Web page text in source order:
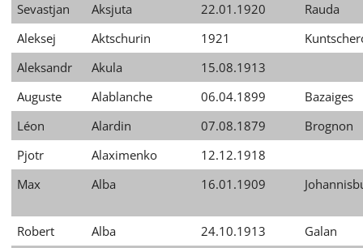
Sevastjan
Aksjuta 22.01.1920
Rauda
Aleksej
Aktschurin 1921
Aleksandr
Akula
15.08.1913
Auguste
Alablanche 06.04.1899
Bazaiges
Léon
Alardin 07.08.1879
Brognon
Pjotr
Alaximenko
12.12.1918
Max
Alba 16.01.1909
Robert Alba 24.10.1913
Galan